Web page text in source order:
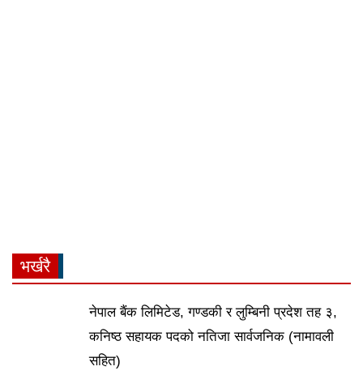
भर्खरै
नेपाल बैंक लिमिटेड, गण्डकी र लुम्बिनी प्रदेश तह ३,
कनिष्ठ सहायक पदको नतिजा सार्वजनिक (नामावली
सहित)